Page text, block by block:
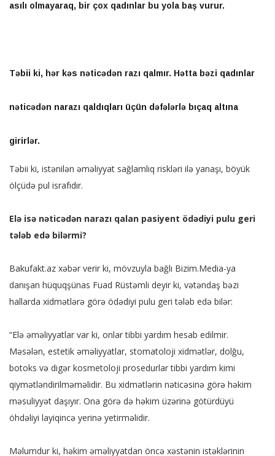
asılı olmayaraq, bir çox qadınlar bu yola baş vurur.
Təbii ki, hər kəs nəticədən razı qalmır. Hətta bəzi qadınlar
nəticədən narazı qaldıqları üçün dəfələrlə bıçaq altına
girirlər.
Təbii ki, istənilən əməliyyat sağlamlıq riskləri ilə yanaşı, böyük
ölçüdə pul israfıdır.
Elə isə nəticədən narazı qalan pasiyent ödədiyi pulu geri
tələb edə bilərmi?
Bakufakt.az xəbər verir ki, mövzuyla bağlı Bizim.Media-ya
danışan hüquqşünas Fuad Rüstəmli deyir ki, vətəndaş bəzi
hallarda xidmətlərə görə ödədiyi pulu geri tələb edə bilər:
“Elə əməliyyatlar var ki, onlar tibbi yardım hesab edilmir.
Məsələn, estetik əməliyyatlar, stomatoloji xidmətlər, dolğu,
botoks və digər kosmetoloji prosedurlar tibbi yardım kimi
qiymətləndirilməməlidir. Bu xidmətlərin nəticəsinə görə həkim
məsuliyyət daşıyır. Ona görə də həkim üzərinə götürdüyü
öhdəliyi layiqincə yerinə yetirməlidir.
Məlumdur ki, həkim əməliyyatdan öncə xəstənin istəklərinin